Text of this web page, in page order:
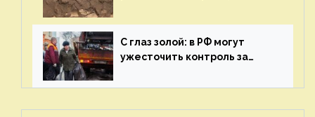
экологии на ECOportal
С глаз золой: в РФ могут
ужесточить контроль за
— новости экологии на